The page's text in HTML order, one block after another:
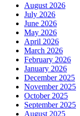
August 2026
July 2026
June 2026
May 2026
April 2026
March 2026
February 2026
January 2026
December 2025
November 2025
October 2025
September 2025
August 2025